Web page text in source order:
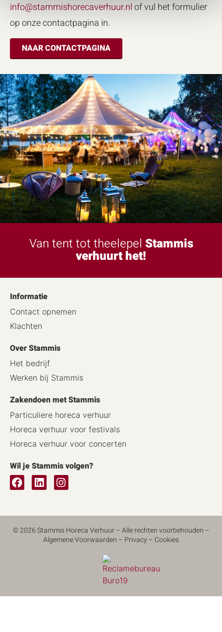
info@stammishorecaverhuur.nlof vul het formulier
op onze contactpagina in.
NAAR CONTACTPAGINA
Van tent tot theelepel Stammis
verhuurt het!
Informatie
Contact opnemen
Klachten
Over Stammis
Het bedrijf
Werken bij Stammis
Zakendoen met Stammis
Particuliere horeca verhuur
Horeca verhuur voor festivals
Horeca verhuur voor concerten
Wil je Stammis volgen?
© 2026 Stammis Horeca Verhuur – Alle rechten voorbehouden –
Algemene Voorwaarden– Privacy– Cookies